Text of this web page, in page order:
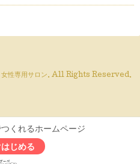
性専用サロン. All Rights Reserved.
くれるホームページ
じめる